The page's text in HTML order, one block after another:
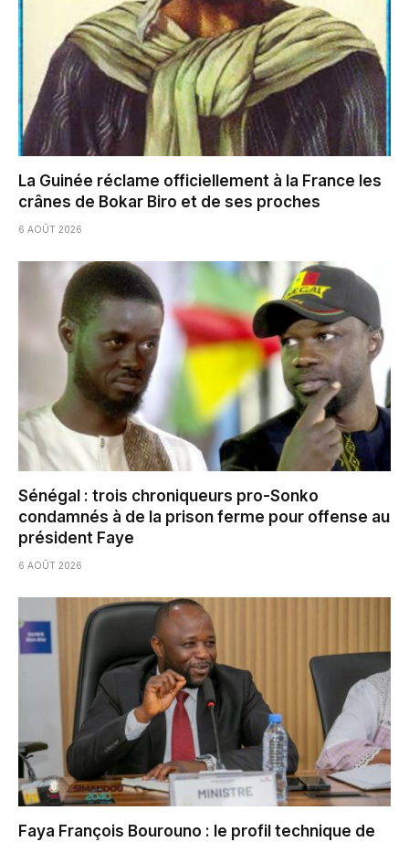
La Guinée réclame officiellement à la France les
crânes de Bokar Biro et de ses proches
6 AOÛT 2026
Sénégal : trois chroniqueurs pro-Sonko
condamnés à de la prison ferme pour offense au
président Faye
6 AOÛT 2026
Faya François Bourouno : le profil technique de